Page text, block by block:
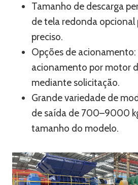
Tamanho de descarga
de tela redonda
preciso.
Opções de
acionamento por motor
mediante solicitação.
Grande variedade de
de saída de 700–9000
tamanho do modelo.